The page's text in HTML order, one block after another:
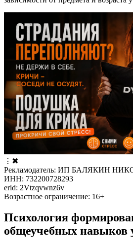
⋮ ✖
Рекламодатель: ИП БАЛЯКИН
ИНН: 732200728293
erid: 2Vtzqvwnz6v
Возрастное ограничение: 16+
Психология
общеучебных навыков